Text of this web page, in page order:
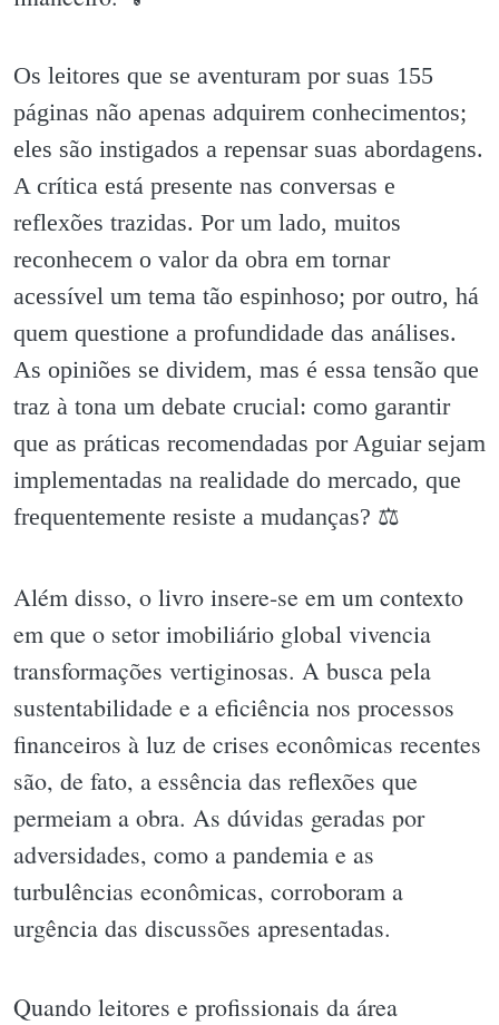
Os leitores que se aventuram por suas 155
páginas não apenas adquirem conhecimentos;
eles são instigados a repensar suas abordagens.
A crítica está presente nas conversas e
reflexões trazidas. Por um lado, muitos
reconhecem o valor da obra em tornar
acessível um tema tão espinhoso; por outro, há
quem questione a profundidade das análises.
As opiniões se dividem, mas é essa tensão que
traz à tona um debate crucial: como garantir
que as práticas recomendadas por Aguiar sejam
implementadas na realidade do mercado, que
frequentemente resiste a mudanças? ⚖️
Além disso, o livro insere-se em um contexto
em que o setor imobiliário global vivencia
transformações vertiginosas. A busca pela
sustentabilidade e a eficiência nos processos
financeiros à luz de crises econômicas recentes
são, de fato, a essência das reflexões que
permeiam a obra. As dúvidas geradas por
adversidades, como a pandemia e as
turbulências econômicas, corroboram a
urgência das discussões apresentadas.
Quando leitores e profissionais da área